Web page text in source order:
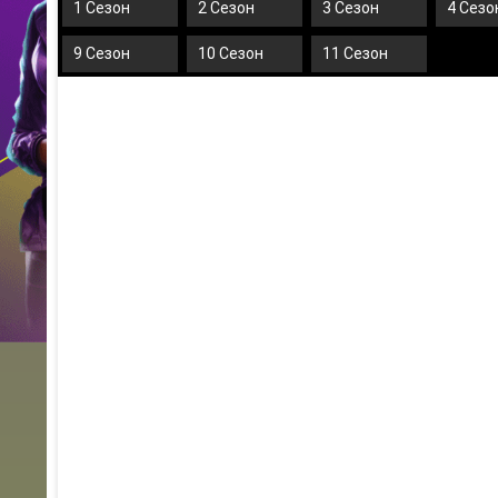
1 Сезон 2 Сезон 3 Сезон 4
9 Сезон 10 Сезон 11 Сезон